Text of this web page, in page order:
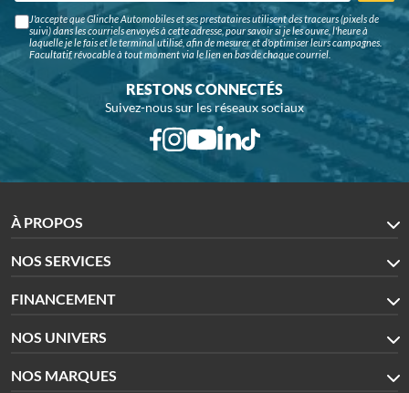
J'accepte que Glinche Automobiles et ses prestataires utilisent des traceurs (pixels de
suivi) dans les courriels envoyés à cette adresse, pour savoir si je les ouvre, l'heure à
laquelle je le fais et le terminal utilisé, afin de mesurer et d'optimiser leurs campagnes.
Facultatif, révocable à tout moment via le lien en bas de chaque courriel.
RESTONS CONNECTÉS
Suivez-nous sur les réseaux sociaux
À PROPOS
NOS SERVICES
FINANCEMENT
NOS UNIVERS
NOS MARQUES